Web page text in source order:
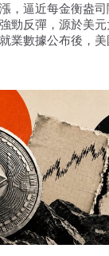
，逼近每金衡盎
勁反彈，源於美
業數據公布後，